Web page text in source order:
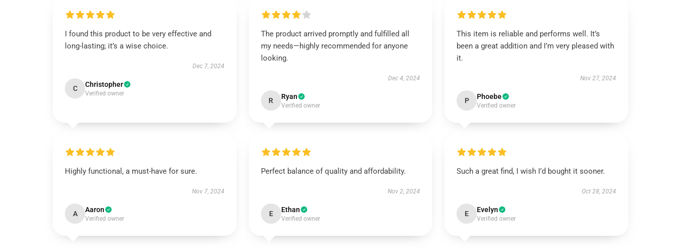
I found this product to be very effective and
long-lasting; it’s a wise choice.
Dec 7, 2024
C Christopher
Verified owner
The product arrived promptly and fulfilled all
my needs—highly recommended for anyone
looking.
Dec 4, 2024
R Ryan
Verified owner
This item is reliable and performs well. It’s
been a great addition and I’m very pleased with
it.
Nov 27, 2024
P Phoebe
Verified owner
Highly functional, a must-have for sure.
Nov 7, 2024
A Aaron
Verified owner
Perfect balance of quality and affordability.
Nov 2, 2024
E Ethan
Verified owner
Such a great find, I wish I’d bought it sooner.
Oct 28, 2024
E Evelyn
Verified owner